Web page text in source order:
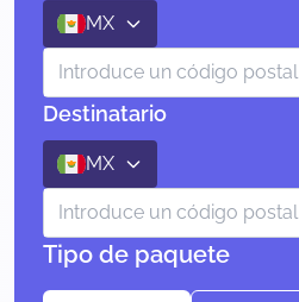
MX
Destinatario
MX
Tipo de paquete